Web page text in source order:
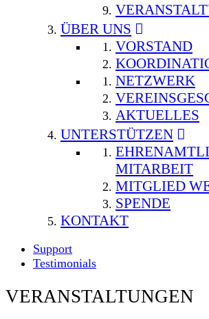
ÜBER UNS
VORSTAND
NETZWERK
AKTUELLES
UNTERSTÜTZEN
MITARBEIT
MITGLIED
SPENDE
KONTAKT
Support
Testimonials
VERANSTALTUNGEN